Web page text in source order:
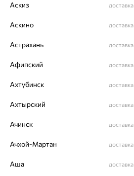
Аскиз доставка
Аскино доставка
Астрахань доставка
Афипский доставка
Ахтубинск доставка
Ахтырский доставка
Ачинск доставка
Ачхой-Мартан доставка
Аша доставка